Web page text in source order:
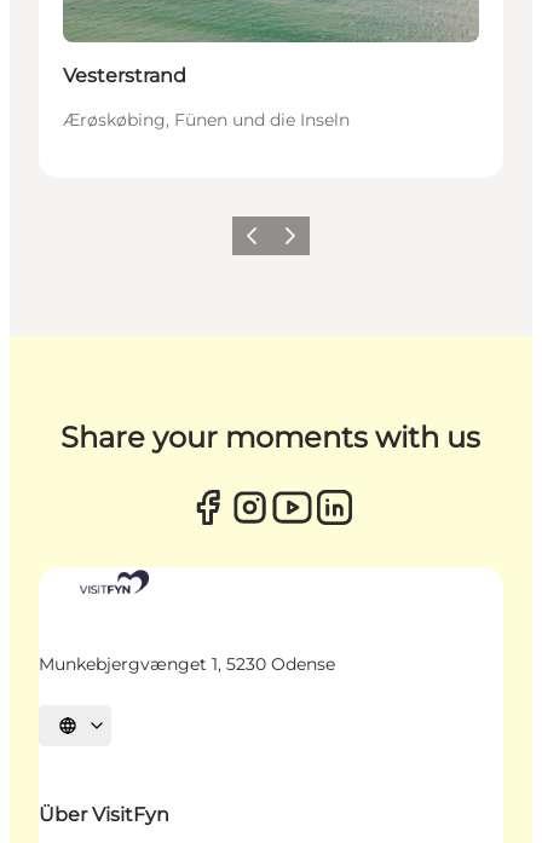
Vesterstrand
Ærøskøbing, Fünen und die Inseln
ZurückWeiter
Share your moments with us
Munkebjergvænget 1, 5230 Odense
Sprache auswählen
Über VisitFyn